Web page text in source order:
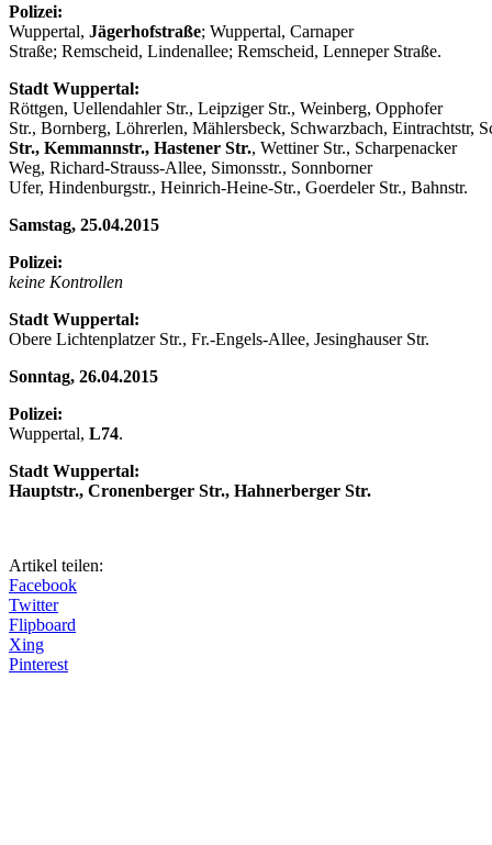
Polizei:
Wuppertal, Jägerhofstraße; Wuppertal, Carnaper
Straße; Remscheid, Lindenallee; Remscheid, Lenneper Straße.
Stadt Wuppertal:
Röttgen, Uellendahler Str., Leipziger Str., Weinberg, Opphofer
Str., Bornberg, Löhrerlen, Mählersbeck, Schwarzbach, Eintrachtstr,
Str., Kemmannstr., Hastener Str., Wettiner Str., Scharpenacker
Weg, Richard-Strauss-Allee, Simonsstr., Sonnborner
Ufer, Hindenburgstr., Heinrich-Heine-Str., Goerdeler Str., Bahnstr.
Samstag, 25.04.2015
Polizei:
keine Kontrollen
Stadt Wuppertal:
Obere Lichtenplatzer Str., Fr.-Engels-Allee, Jesinghauser Str.
Sonntag, 26.04.2015
Polizei:
Wuppertal, L74.
Stadt Wuppertal:
Hauptstr., Cronenberger Str., Hahnerberger Str.
Artikel teilen:
Facebook
Twitter
Flipboard
Xing
Pinterest